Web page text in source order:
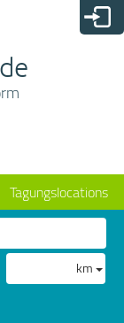
Tagungslocations
km